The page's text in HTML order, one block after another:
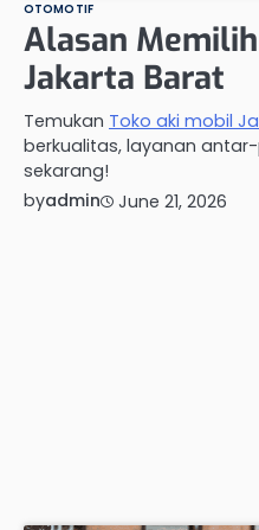
OTOMOTIF
Alasan
Jakarta Barat
Temukan Toko aki mobil
berkualitas, layanan
sekarang!
byadmin June 21, 2026